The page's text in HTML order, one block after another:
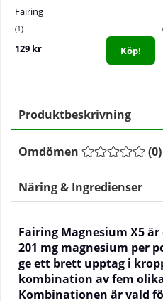
Fairing
1
129 kr Köp!
Produktbeskrivning
Omdömen (0)
Näring & Ingredienser
Fairing Magnesium X5
201 mg magnesium per
ge ett brett upptag i
kombination av fem
Kombinationen är vald